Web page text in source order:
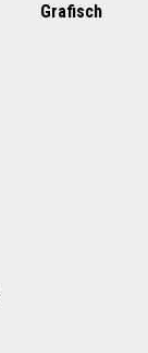
Grafisch